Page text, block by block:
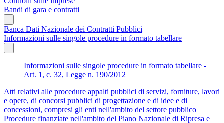
Bandi di gara e contratti
Banca Dati Nazionale dei Contratti Pubblici
Informazioni sulle singole procedure in formato tabellare
Informazioni sulle singole procedure in formato tabellare -
Art. 1, c. 32, Legge n. 190/2012
Atti relativi alle procedure appalti pubblici di servizi, forniture, lavori
e opere, di concorsi pubblici di progettazione e di idee e di
concessioni, compresi gli enti nell'ambito del settore pubblico
Procedure finanziate nell'ambito del Piano Nazionale di Ripresa e